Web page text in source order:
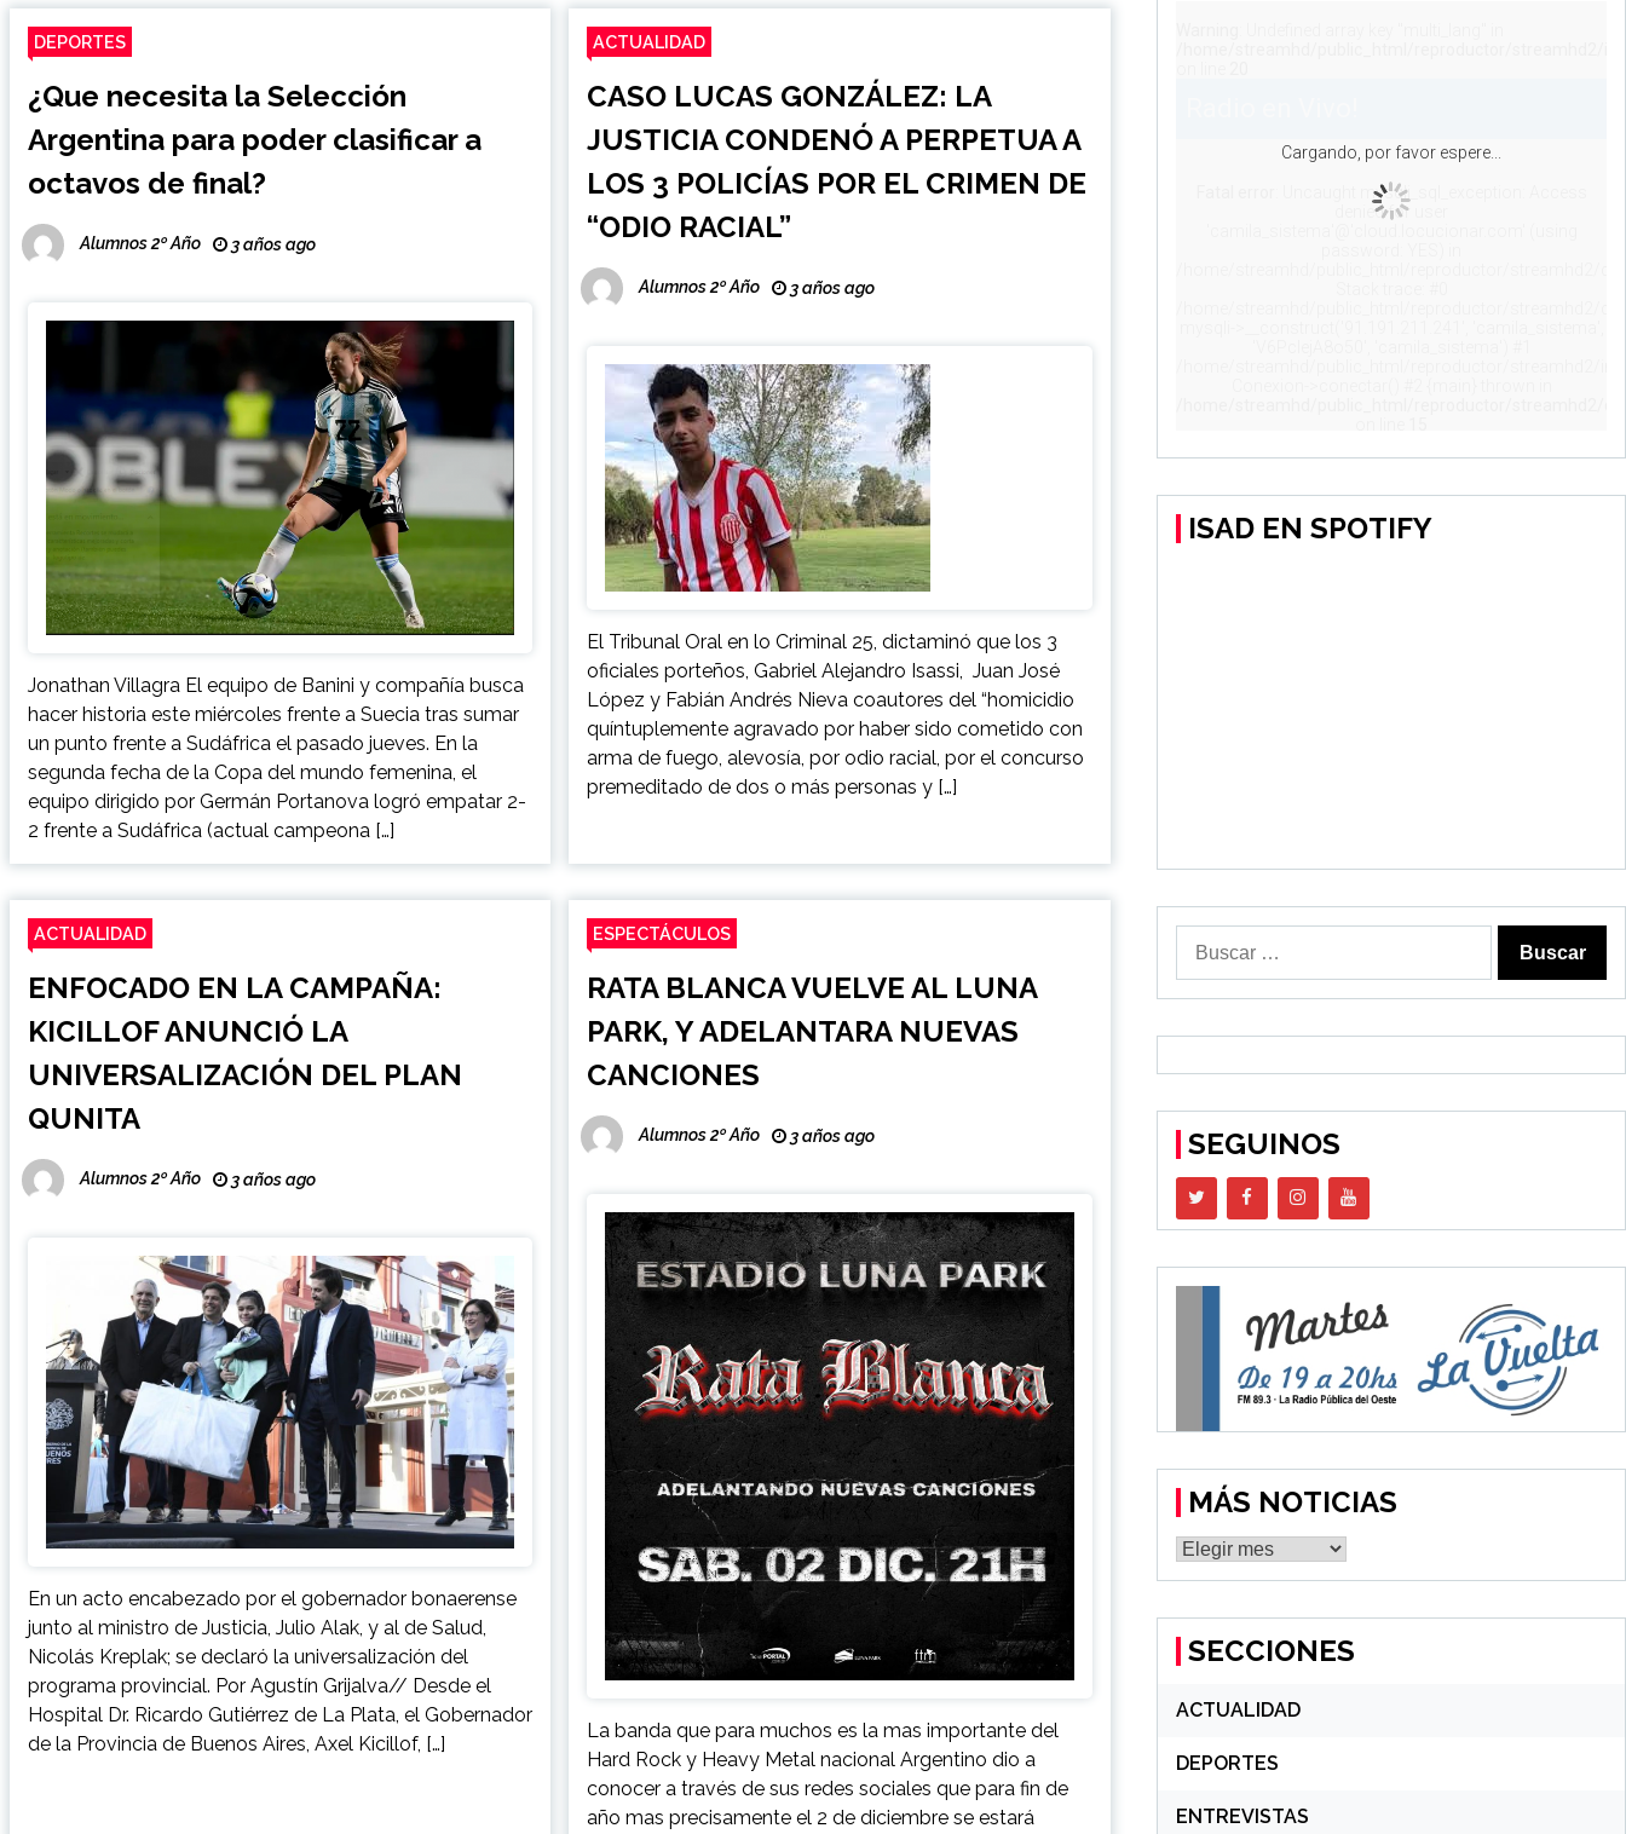
DEPORTES
¿Que necesita la Selección
Argentina para poder clasificar a
octavos de final?
Alumnos 2º Año 3 años ago
Jonathan Villagra El equipo de Banini y compañía busca
hacer historia este miércoles frente a Suecia tras sumar
un punto frente a Sudáfrica el pasado jueves. En la
segunda fecha de la Copa del mundo femenina, el
equipo dirigido por Germán Portanova logró empatar 2-
2 frente a Sudáfrica (actual campeona […]
ACTUALIDAD
CASO LUCAS GONZÁLEZ: LA
JUSTICIA CONDENÓ A PERPETUA A
LOS 3 POLICÍAS POR EL CRIMEN DE
“ODIO RACIAL”
Alumnos 2º Año 3 años ago
El Tribunal Oral en lo Criminal 25, dictaminó que los 3
oficiales porteños, Gabriel Alejandro Isassi, Juan José
López y Fabián Andrés Nieva coautores del “homicidio
quíntuplemente agravado por haber sido cometido con
arma de fuego, alevosía, por odio racial, por el concurso
premeditado de dos o más personas y […]
ACTUALIDAD
ENFOCADO EN LA CAMPAÑA:
KICILLOF ANUNCIÓ LA
UNIVERSALIZACIÓN DEL PLAN
QUNITA
Alumnos 2º Año 3 años ago
En un acto encabezado por el gobernador bonaerense
junto al ministro de Justicia, Julio Alak, y al de Salud,
Nicolás Kreplak; se declaró la universalización del
programa provincial. Por Agustín Grijalva// Desde el
Hospital Dr. Ricardo Gutiérrez de La Plata, el Gobernador
de la Provincia de Buenos Aires, Axel Kicillof, […]
ESPECTÁCULOS
RATA BLANCA VUELVE AL LUNA
PARK, Y ADELANTARA NUEVAS
CANCIONES
Alumnos 2º Año 3 años ago
La banda que para muchos es la mas importante del
Hard Rock y Heavy Metal nacional Argentino dio a
conocer a través de sus redes sociales que para fin de
año mas precisamente el 2 de diciembre se estará
ISAD EN SPOTIFY
SEGUINOS
MÁS NOTICIAS
MÁS
NOTICIAS
SECCIONES
ACTUALIDAD
DEPORTES
ENTREVISTAS